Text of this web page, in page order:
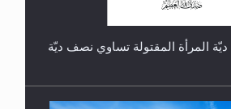
المرأة المقتولة تساوي نصف ديّة